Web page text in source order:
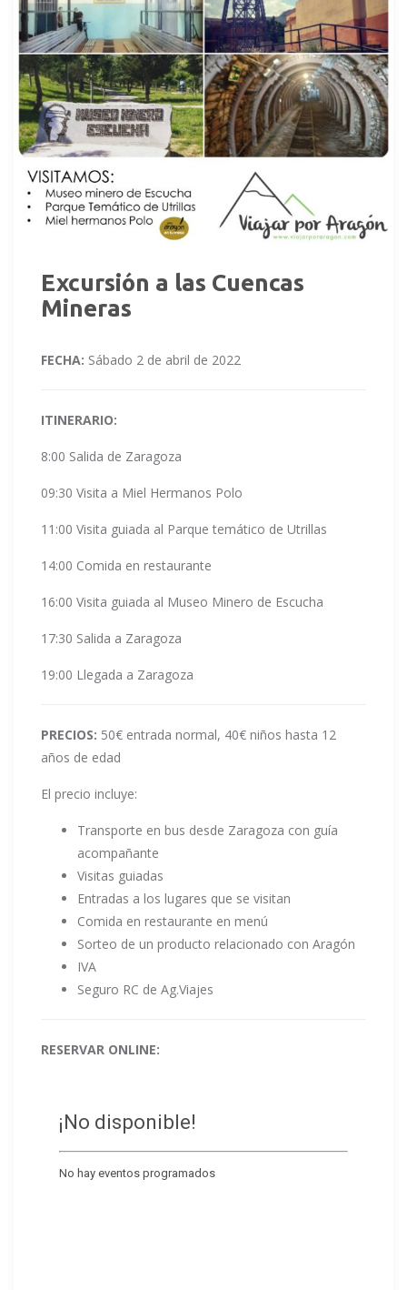
Excursión a las Cuencas
Mineras
FECHA: Sábado 2 de abril de 2022
ITINERARIO:
8:00 Salida de Zaragoza
09:30 Visita a Miel Hermanos Polo
11:00 Visita guiada al Parque temático de Utrillas
14:00 Comida en restaurante
16:00 Visita guiada al Museo Minero de Escucha
17:30 Salida a Zaragoza
19:00 Llegada a Zaragoza
PRECIOS: 50€ entrada normal, 40€ niños hasta 12
años de edad
El precio incluye:
Transporte en bus desde Zaragoza con guía
acompañante
Visitas guiadas
Entradas a los lugares que se visitan
Comida en restaurante en menú
Sorteo de un producto relacionado con Aragón
IVA
Seguro RC de Ag.Viajes
RESERVAR ONLINE: